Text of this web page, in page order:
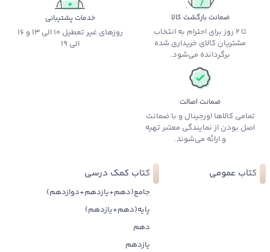
ضمانت بازگشت کالا
تا 2 روز برای احترام به انتخاب
مشتریان کالای خریداری شده
برگردانده می‌شود.
خدمات پشتیبانی
روزهای غیر تعطیل 10 الی 13 و 16
الی 19
ضمانت اصالت
تمامی کالاها اورجینال و با ضمانت
اصل بودن از نمایندگی معتبر تهیه
و ارائه می‌شوند.
کتاب عمومی کتاب کمک درسی
جامع(دهم+یازدهم+دوازدهم)
پایه(دهم+یازدهم)
دهم
یازدهم